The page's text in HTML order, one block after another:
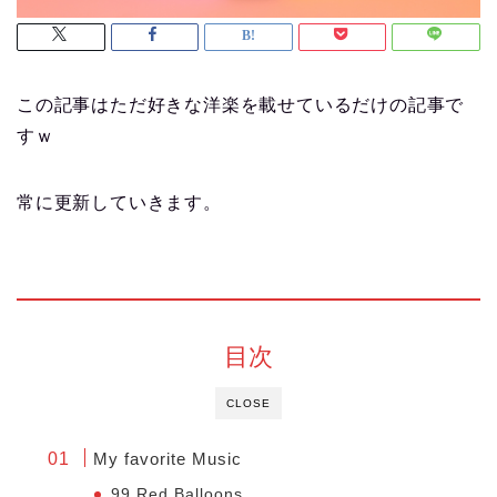
この記事はただ好きな洋楽を載せているだけの記事で
すｗ
常に更新していきます。
CLOSE
目次
My favorite Music